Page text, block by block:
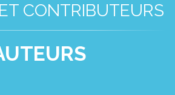
CONTRIBUTEURS